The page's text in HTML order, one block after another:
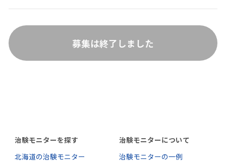
募集は終了しました
治験モニターを探す
北海道の治験モニター
治験モニターについて
治験モニターの一例